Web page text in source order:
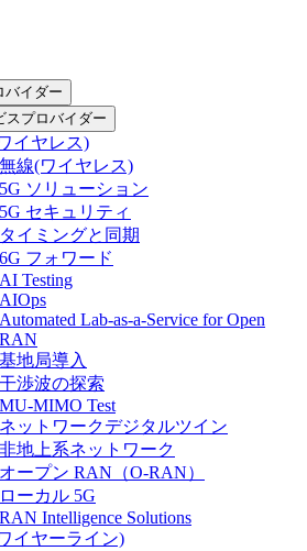
バイダー
スプロバイダー
イヤレス)
無線(ワイヤレス)
5G ソリューション
5G セキュリティ
タイミングと同期
6G フォワード
AI Testing
AIOps
Automated Lab-as-a-Service for Open
RAN
基地局導入
干渉波の探索
MU-MIMO Test
ネットワークデジタルツイン
非地上系ネットワーク
オープン RAN（O-RAN）
ローカル 5G
RAN Intelligence Solutions
イヤーライン)